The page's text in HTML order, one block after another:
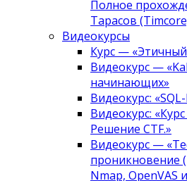
Полное
Тарасов
Видеокурсы
Курс —
Видеокурс —
начинающих»
Видеокурс:
Видеокурс:
Решение CTF.»
Видеокурс —
проникновение
Nmap, OpenVAS